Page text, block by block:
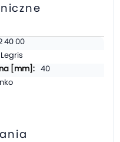
40 00
Legris
40